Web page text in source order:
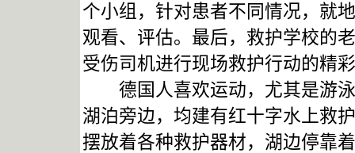
个小组，针对患者不同情况，就
观看、评估。最后，救护学校的
受伤司机进行现场救护行动的精
德国人喜欢运动，尤其是游泳
湖泊旁边，均建有红十字水上救
摆放着各种救护器材，湖边停靠